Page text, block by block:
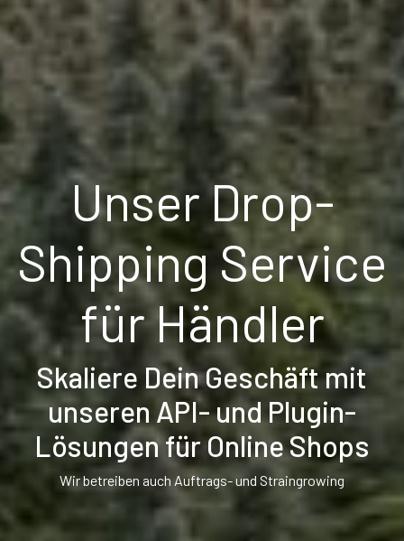
Unser Drop-
Shipping Service
für Händler
Skaliere Dein Geschäft mit
unseren API- und Plugin-
Lösungen für Online Shops
Wir betreiben auch Auftrags- und Straingrowing